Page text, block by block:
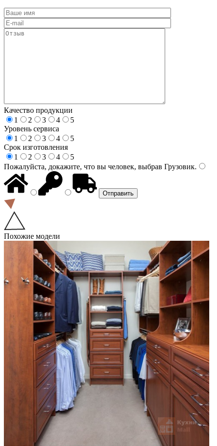
Качество продукции
1
2 3 4
5
Уровень сервиса
1
2 3 4
5
Срок изготовления
1
2 3 4
5
Пожалуйста, докажите, что вы человек, выбрав Грузовик.
Похожие модели